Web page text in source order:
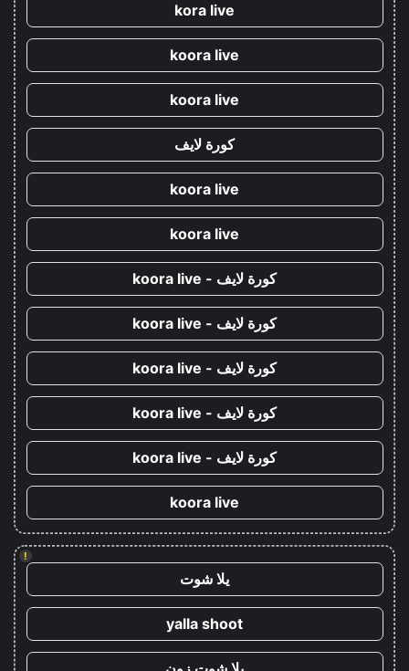
kora live
koora live
koora live
كورة لايف
koora live
koora live
كورة لايف - koora live
كورة لايف - koora live
كورة لايف - koora live
كورة لايف - koora live
كورة لايف - koora live
koora live
!
يلا شوت
yalla shoot